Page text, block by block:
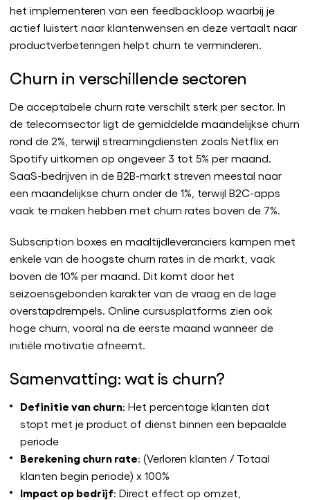
het implementeren van een feedbackloop waarbij je
actief luistert naar klantenwensen en deze vertaalt naar
productverbeteringen helpt churn te verminderen.
Churn in verschillende sectoren
De acceptabele churn rate verschilt sterk per sector. In
de telecomsector ligt de gemiddelde maandelijkse churn
rond de 2%, terwijl streamingdiensten zoals Netflix en
Spotify uitkomen op ongeveer 3 tot 5% per maand.
SaaS-bedrijven in de B2B-markt streven meestal naar
een maandelijkse churn onder de 1%, terwijl B2C-apps
vaak te maken hebben met churn rates boven de 7%.
Subscription boxes en maaltijdleveranciers kampen met
enkele van de hoogste churn rates in de markt, vaak
boven de 10% per maand. Dit komt door het
seizoensgebonden karakter van de vraag en de lage
overstapdrempels. Online cursusplatforms zien ook
hoge churn, vooral na de eerste maand wanneer de
initiële motivatie afneemt.
Samenvatting: wat is churn?
Definitie van churn: Het percentage klanten dat
stopt met je product of dienst binnen een bepaalde
periode
Berekening churn rate: (Verloren klanten / Totaal
klanten begin periode) x 100%
Impact op bedrijf: Direct effect op omzet,